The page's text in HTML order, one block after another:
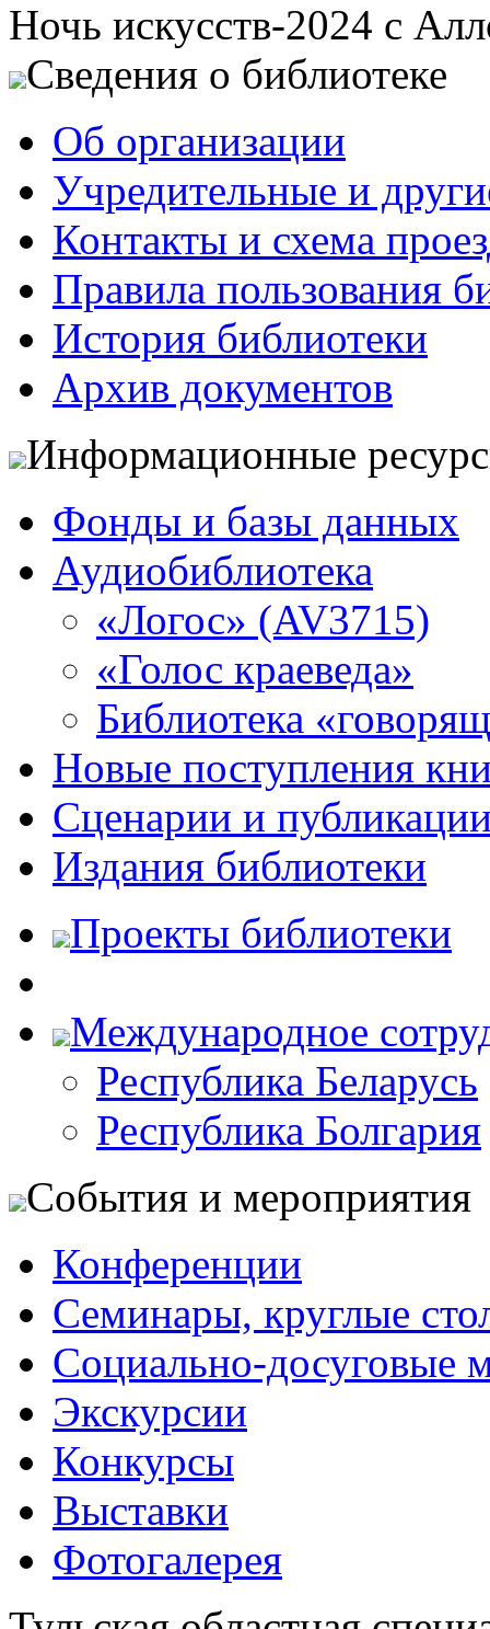
Ночь искусств-2024 с
Сведения о библиотеке
Об организации
Учредительные и
Контакты и схема
Правила пользования
История библиотеки
Архив документов
Информационные
Фонды и базы данных
Аудиобиблиотека
«Логос» (AV3715)
«Голос краеведа»
Библиотека
Новые поступления
Сценарии и
Издания библиотеки
Проекты библиотеки
Международное
Республика Беларусь
Республика Болгария
События и мероприятия
Конференции
Семинары, круглые
Социально-досуговые
Экскурсии
Конкурсы
Выставки
Фотогалерея